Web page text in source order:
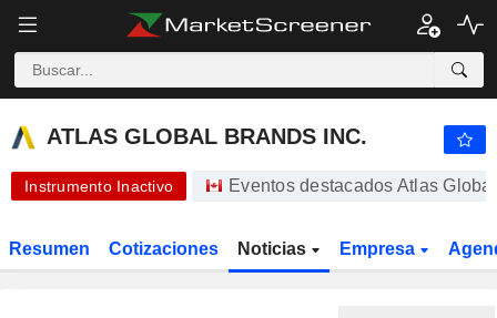
ATLAS GLOBAL BRANDS INC. 0,1500 $ -
ATLAS GLOBAL BRANDS INC.
Instrumento Inactivo Eventos destacados Atlas
Resumen Cotizaciones Noticias Empresa